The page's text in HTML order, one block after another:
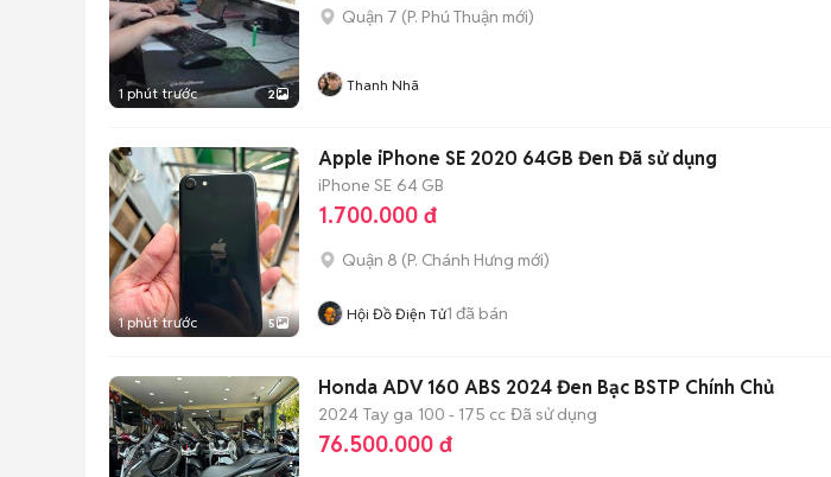
1 phút trước 2
Quận 7 (P. Phú Thuận mới)
Thanh Nhã
1 phút trước 5
Apple iPhone SE 2020 64GB Đen Đã sử dụng
iPhone SE 64 GB
1.700.000 đ
Quận 8 (P. Chánh Hưng mới)
Hội Đồ Điện Tử1 đã bán
Honda ADV 160 ABS 2024 Đen Bạc BSTP Chính Chủ
2024 Tay ga 100 - 175 cc Đã sử dụng
76.500.000 đ